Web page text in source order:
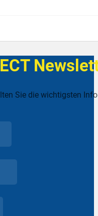
Sie die wichtigsten